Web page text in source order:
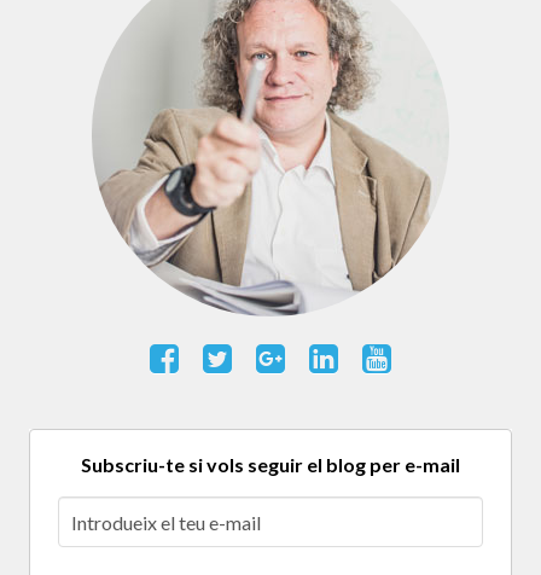
Subscriu-te si vols seguir el blog per e-mail